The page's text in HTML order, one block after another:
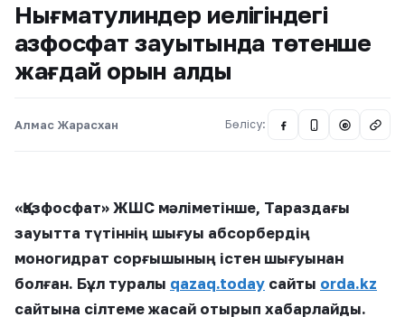
Нығматулиндер иелігіндегі
Қазфосфат зауытында төтенше
жағдай орын алды
Алмас Жарасхан Бөлісу: @
«Қазфосфат» ЖШС мәліметінше, Тараздағы
зауытта түтіннің шығуы абсорбердің
моногидрат сорғышының істен шығуынан
болған. Бұл туралы qazaq.today сайты orda.kz
сайтына сілтеме жасай отырып хабарлайды.